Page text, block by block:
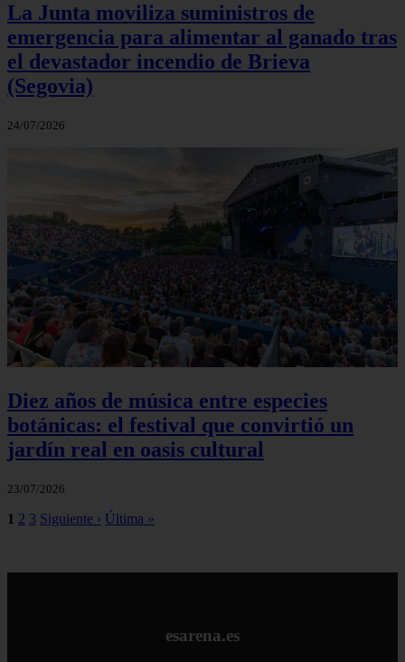
La Junta moviliza suministros de
emergencia para alimentar al ganado tras
el devastador incendio de Brieva
(Segovia)
24/07/2026
Diez años de música entre especies
botánicas: el festival que convirtió un
jardín real en oasis cultural
23/07/2026
1 2 3 Siguiente › Última »
esarena.es